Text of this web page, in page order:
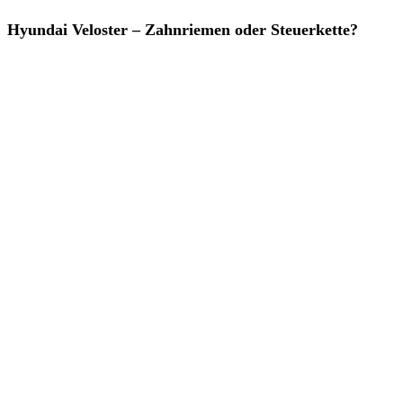
Hyundai Veloster – Zahnriemen oder Steuerkette?